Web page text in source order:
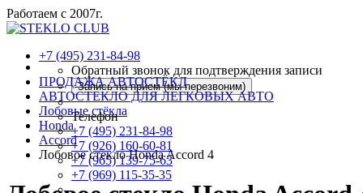
Работаем с 2007г.
+7 (495) 231-84-98
Обратный звонок для подтверждения записи
Запись на прием (мы перезвоним)
Телефон
+7 (495) 231-84-98
+7 (926) 160-60-81
+7 (965) 139-75-63
+7 (969) 115-35-35
ПРОДАЖА АВТОСТЁКЛ
АВТОСТЕКЛО ДЛЯ ЛЕГКОВЫХ АВТО
Лобовые стёкла
Honda
Accord
Лобовое стекло Honda Accord 4